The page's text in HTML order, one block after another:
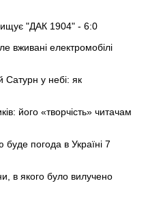
"ДАК 1904" - 6:0
вживані електромобілі
Сатурн у небі: як
його «творчість» читачам
погода в Україні 7
в якого було вилучено